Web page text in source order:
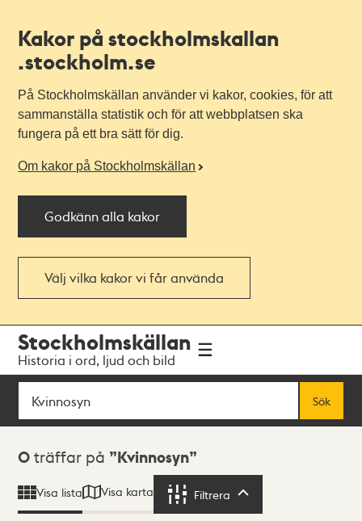
Kakor på stockholmskallan
.stockholm.se
På Stockholmskällan använder vi kakor, cookies, för att
sammanställa statistik och för att webbplatsen ska
fungera på ett bra sätt för dig.
Om kakor på Stockholmskällan
Godkänn alla kakor
Välj vilka kakor vi får använda
navigationen
huvudinnehållet
Stockholmskällan
Historia i ord, ljud och bild
Sök
Sök
Sökresultat
0 träffar på Kvinnosyn
Visa lista Visa karta Filtrera